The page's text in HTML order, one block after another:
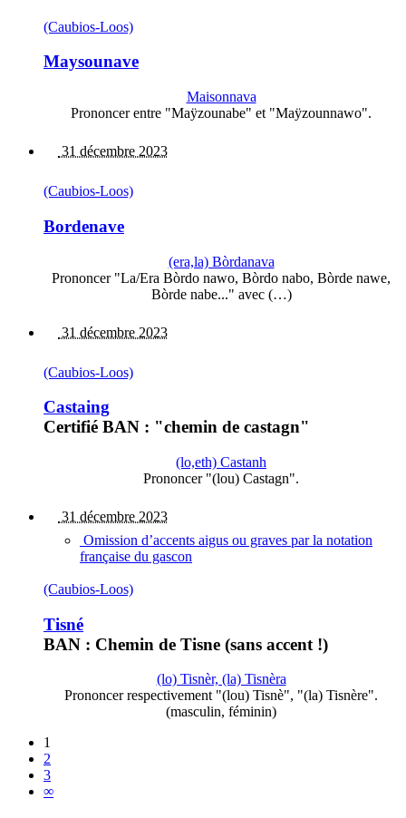
(Caubios-Loos)
Maysounave
Maisonnava
Prononcer entre "Maÿzounabe" et "Maÿzounnawo".
31 décembre 2023
(Caubios-Loos)
Bordenave
(era,la) Bòrdanava
Prononcer "La/Era Bòrdo nawo, Bòrdo nabo, Bòrde nawe,
Bòrde nabe..." avec (…)
31 décembre 2023
(Caubios-Loos)
Castaing
Certifié BAN : "chemin de castagn"
(lo,eth) Castanh
Prononcer "(lou) Castagn".
31 décembre 2023
Omission d’accents aigus ou graves par la notation
française du gascon
(Caubios-Loos)
Tisné
BAN : Chemin de Tisne (sans accent !)
(lo) Tisnèr, (la) Tisnèra
Prononcer respectivement "(lou) Tisnè", "(la) Tisnère".
(masculin, féminin)
1
2
3
∞